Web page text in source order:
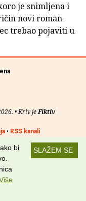
je snimljena i
novi roman
trebao pojaviti u
• Kriv jeFiktiv
• RSS kanali
SLAŽEM SE
bi